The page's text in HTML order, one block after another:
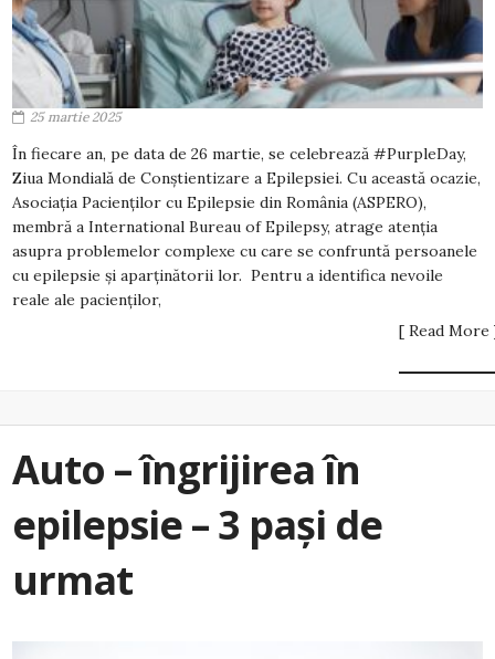
25 martie 2025
În fiecare an, pe data de 26 martie, se celebrează #PurpleDay,
Ziua Mondială de Conștientizare a Epilepsiei. Cu această ocazie,
Asociația Pacienților cu Epilepsie din România (ASPERO),
membră a International Bureau of Epilepsy, atrage atenția
asupra problemelor complexe cu care se confruntă persoanele
cu epilepsie și aparținătorii lor. Pentru a identifica nevoile
reale ale pacienților,
[ Read More
Auto – îngrijirea în
epilepsie – 3 pași de
urmat